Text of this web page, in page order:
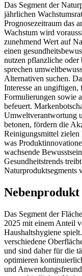
Das Segment der
jährlichen
Prognosezeitraum das
Wachstum wird
zunehmend Wert auf
einen
nutzen pflanzliche oder
sprechen
Alternativen suchen.
Interesse an
Formulierungen sowie
befeuert.
Umweltverantwortung
betonen, fördern die
Reinigungsmittel
was
wachsende
Gesundheitstrends
Naturproduktsegments
Nebenprodukt
Das Segment der
2025 mit einem Anteil
Haushaltshygiene
verschiedene
und sind daher für die
optimieren
und